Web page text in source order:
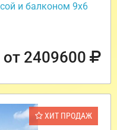
и балконом 9х6
от 2409600
ХИТ ПРОДАЖ